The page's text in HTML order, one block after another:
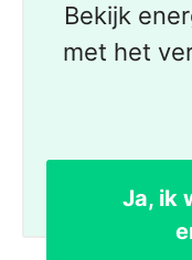
Bekijk
met het
Ja, ik